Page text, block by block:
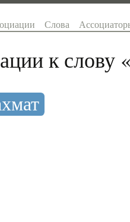
Слова
к слову «